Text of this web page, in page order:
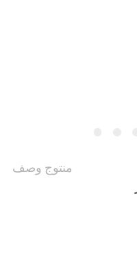
منتوج وصف